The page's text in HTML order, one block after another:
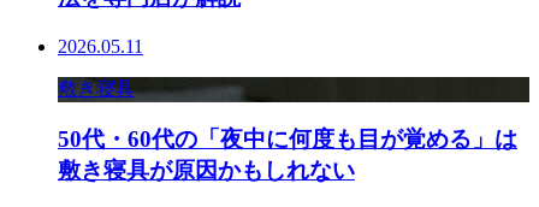
2026.05.11
敷き寝具
50代・60代の「夜中に何度も目が覚める」は
敷き寝具が原因かもしれない